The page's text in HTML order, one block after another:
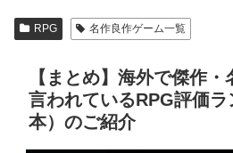
RPG 名作良作ゲーム一覧
【まとめ】海外で傑作
言われているRPG評価
本）のご紹介